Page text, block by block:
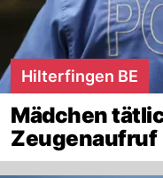
Hilterfingen BE
Mädchen
Zeugenaufruf